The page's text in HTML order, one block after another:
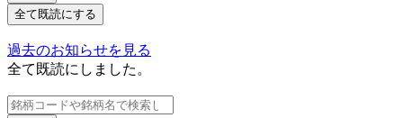
全て既読にする
過去のお知らせを見る
全て既読にしました。